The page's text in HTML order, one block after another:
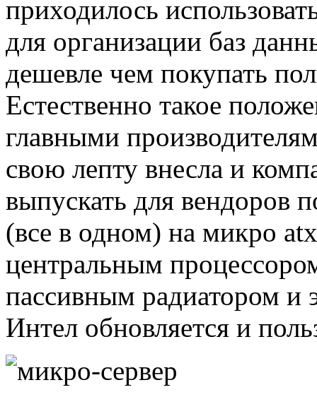
приходилось
для организации баз
дешевле чем покупать
Естественно такое
главными
свою лепту внесла и
выпускать для вендоров
(все в одном) на микро
центральным
пассивным радиатором и
Интел обновляется и